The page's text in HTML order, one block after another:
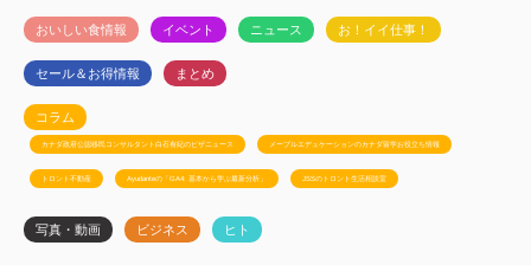
おいしい食情報 イベント ニュース お！イイ仕事！
セール＆お得情報 まとめ
コラム
カナダ政府公認移民コンサルタント白石有紀のビザニュース メープルエデュケーションのカナダ留学お役立ち情報
トロント不動産 Ayudanteの「GA4: 基本から学ぶ最新分析」 JSSのトロント生活相談室
写真・動画 ビジネス ヒト